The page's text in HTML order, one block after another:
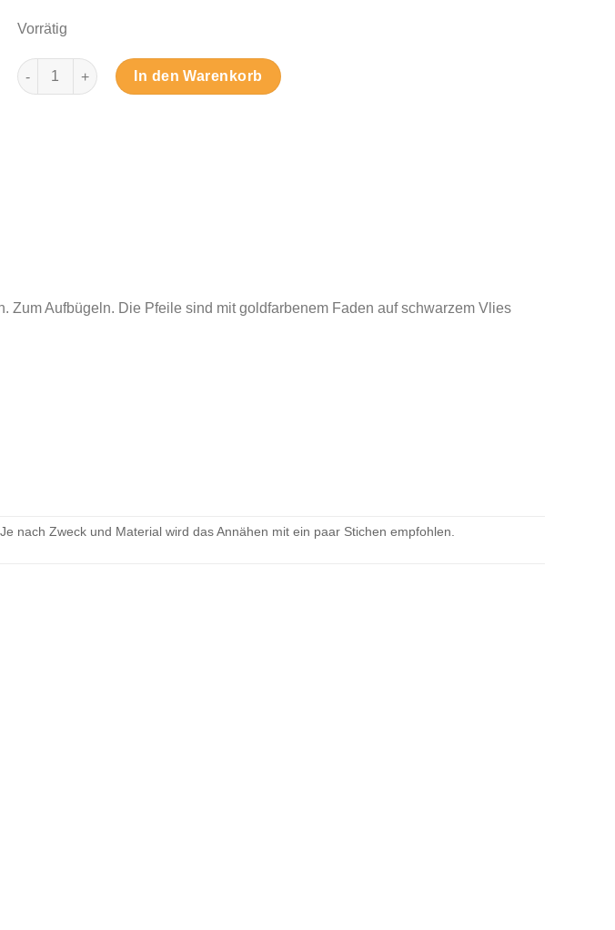
Vorrätig
Goldene Pfeile - Bügelbilder Menge
In den Warenkorb
Aufbügeln. Die Pfeile sind mit goldfarbenem Faden auf schwarzem Vlies
nach Zweck und Material wird das Annähen mit ein paar Stichen empfohlen.